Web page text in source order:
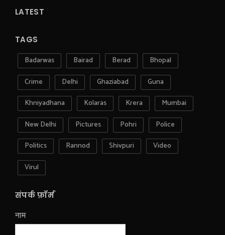
LATEST
TAGS
Badarwas Bairad Berad
Bhopal
Crime
Delhi Ghaziabad
Guna
Khniyadhana
Kolaras Krera
Mumbai
New Delhi
Pictures Pohri
Police
Politics
Rannod Shivpuri
Video
Virul
संपर्क फ़ॉर्म
नाम